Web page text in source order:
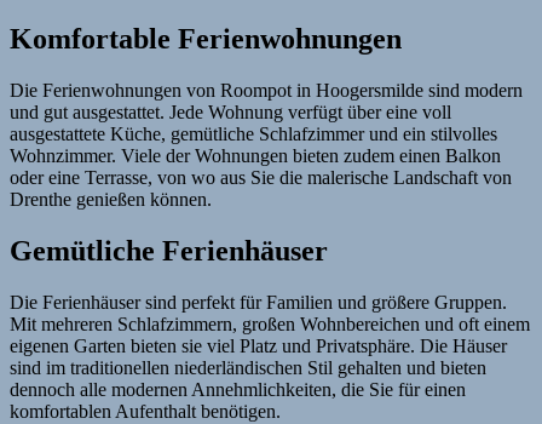
Komfortable Ferienwohnungen
Die Ferienwohnungen von Roompot in Hoogersmilde sind modern
und gut ausgestattet. Jede Wohnung verfügt über eine voll
ausgestattete Küche, gemütliche Schlafzimmer und ein stilvolles
Wohnzimmer. Viele der Wohnungen bieten zudem einen Balkon
oder eine Terrasse, von wo aus Sie die malerische Landschaft von
Drenthe genießen können.
Gemütliche Ferienhäuser
Die Ferienhäuser sind perfekt für Familien und größere Gruppen.
Mit mehreren Schlafzimmern, großen Wohnbereichen und oft einem
eigenen Garten bieten sie viel Platz und Privatsphäre. Die Häuser
sind im traditionellen niederländischen Stil gehalten und bieten
dennoch alle modernen Annehmlichkeiten, die Sie für einen
komfortablen Aufenthalt benötigen.